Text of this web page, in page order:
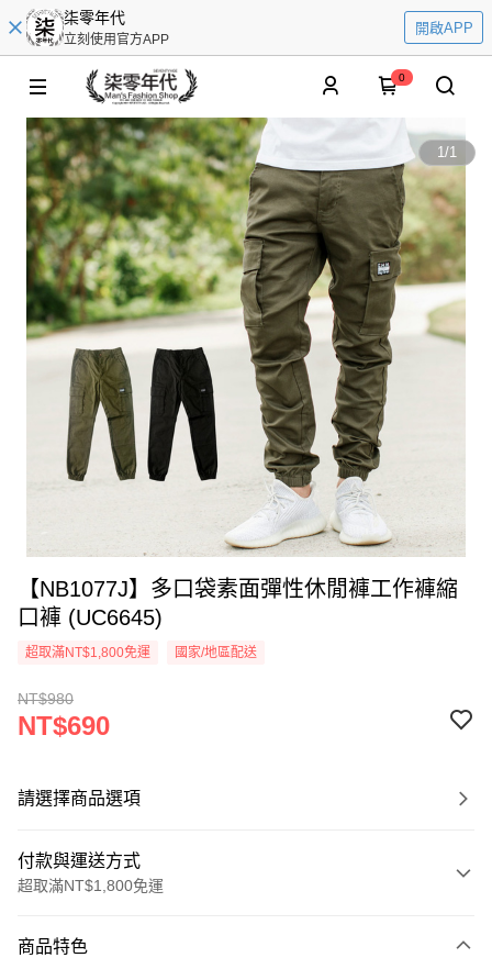
柒零年代
立刻使用官方APP
開啟APP
0
1/1
【NB1077J】多口袋素面彈性休閒褲工作褲縮
口褲 (UC6645)
超取滿NT$1,800免運 國家/地區配送
NT$980
NT$690
請選擇商品選項
付款與運送方式
超取滿NT$1,800免運
信用卡一次付款
商品特色